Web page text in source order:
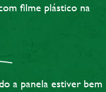
filme plástico na
a panela estiver bem